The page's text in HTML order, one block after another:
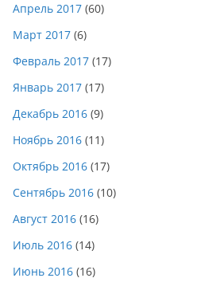
Апрель 2017 (60)
Март 2017 (6)
Февраль 2017 (17)
Январь 2017 (17)
Декабрь 2016 (9)
Ноябрь 2016 (11)
Октябрь 2016 (17)
Сентябрь 2016 (10)
Август 2016 (16)
Июль 2016 (14)
Июнь 2016 (16)